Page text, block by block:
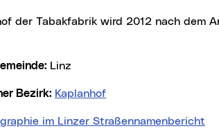
Linz
Bezirk: Kaplanhof
im Linzer Straßennamenbericht